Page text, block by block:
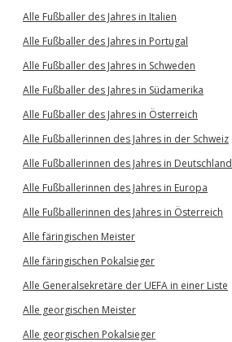
Alle Fußballer des Jahres in Italien
Alle Fußballer des Jahres in Portugal
Alle Fußballer des Jahres in Schweden
Alle Fußballer des Jahres in Südamerika
Alle Fußballer des Jahres in Österreich
Alle Fußballerinnen des Jahres in der Schweiz
Alle Fußballerinnen des Jahres in Deutschland
Alle Fußballerinnen des Jahres in Europa
Alle Fußballerinnen des Jahres in Österreich
Alle färingischen Meister
Alle färingischen Pokalsieger
Alle Generalsekretäre der UEFA in einer Liste
Alle georgischen Meister
Alle georgischen Pokalsieger